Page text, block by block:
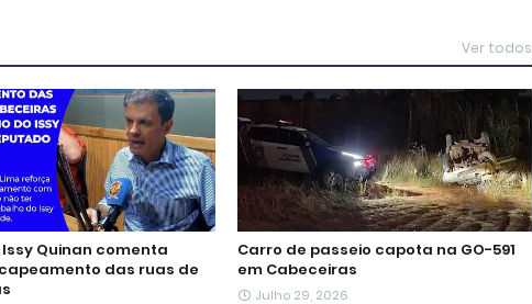
Ver todos
Quinan comenta
das ruas de
Carro de passeio capota na GO-591
em Cabeceiras
Julho 29, 2026